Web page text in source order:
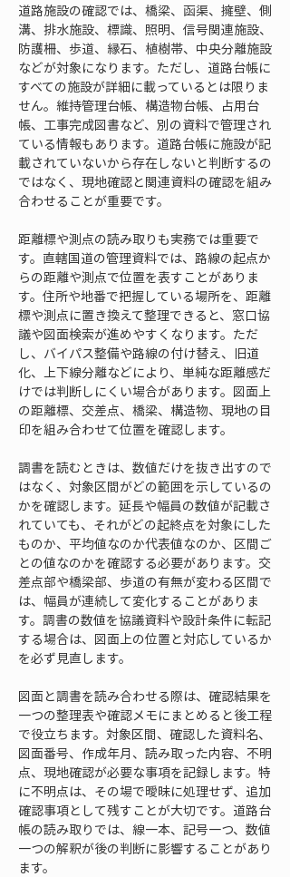
道路施設の確認では、橋梁、函渠、擁壁、側
溝、排水施設、標識、照明、信号関連施設、
防護柵、歩道、縁石、植樹帯、中央分離施設
などが対象になります。ただし、道路台帳に
すべての施設が詳細に載っているとは限りま
せん。維持管理台帳、構造物台帳、占用台
帳、工事完成図書など、別の資料で管理され
ている情報もあります。道路台帳に施設が記
載されていないから存在しないと判断するの
ではなく、現地確認と関連資料の確認を組み
合わせることが重要です。
距離標や測点の読み取りも実務では重要で
す。直轄国道の管理資料では、路線の起点か
らの距離や測点で位置を表すことがありま
す。住所や地番で把握している場所を、距離
標や測点に置き換えて整理できると、窓口協
議や図面検索が進めやすくなります。ただ
し、バイパス整備や路線の付け替え、旧道
化、上下線分離などにより、単純な距離感だ
けでは判断しにくい場合があります。図面上
の距離標、交差点、橋梁、構造物、現地の目
印を組み合わせて位置を確認します。
調書を読むときは、数値だけを抜き出すので
はなく、対象区間がどの範囲を示しているの
かを確認します。延長や幅員の数値が記載さ
れていても、それがどの起終点を対象にした
ものか、平均値なのか代表値なのか、区間ご
との値なのかを確認する必要があります。交
差点部や橋梁部、歩道の有無が変わる区間で
は、幅員が連続して変化することがありま
す。調書の数値を協議資料や設計条件に転記
する場合は、図面上の位置と対応しているか
を必ず見直します。
図面と調書を読み合わせる際は、確認結果を
一つの整理表や確認メモにまとめると後工程
で役立ちます。対象区間、確認した資料名、
図面番号、作成年月、読み取った内容、不明
点、現地確認が必要な事項を記録します。特
に不明点は、その場で曖昧に処理せず、追加
確認事項として残すことが大切です。道路台
帳の読み取りでは、線一本、記号一つ、数値
一つの解釈が後の判断に影響することがあり
ます。